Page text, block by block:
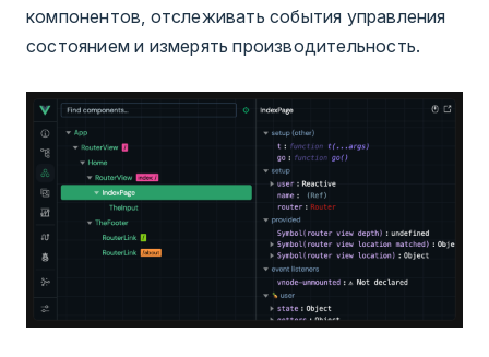
компонентов, отслеживать события управления
состоянием и измерять производительность.